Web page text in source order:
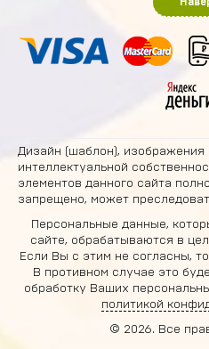
Дизайн (шаблон), изображения
интеллектуальной
элементов данного сайта
запрещено, может
Персональные данные,
сайте, обрабатываются в
Если Вы с этим не согласны,
В противном случае это
обработку Ваших
политикой
© 2026. Все